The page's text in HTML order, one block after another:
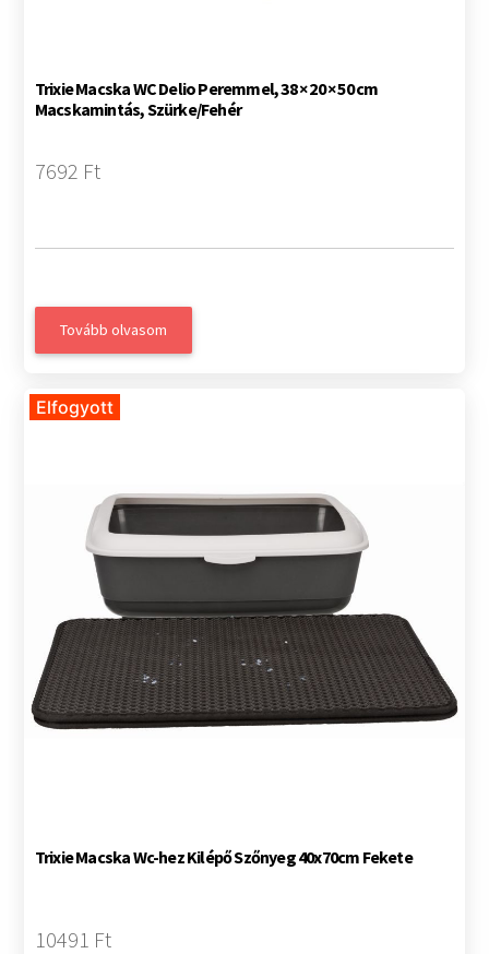
Trixie Macska WC Delio Peremmel, 38 × 20 × 50 cm
Macskamintás, Szürke/Fehér
7692 Ft
Tovább olvasom
Elfogyott
Trixie Macska Wc-hez Kilépő Szőnyeg 40x70cm Fekete
10491 Ft